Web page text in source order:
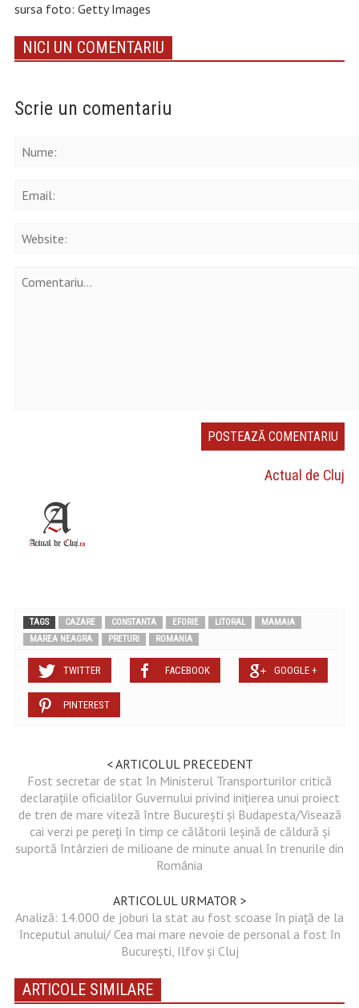
sursa foto: Getty Images
NICI UN COMENTARIU
Scrie un comentariu
Actual de Cluj
TAGS CAZARE CONSTANTA EFORIE LITORAL
MAMAIA
MAREA NEAGRA
PRETURI ROMANIA
TWITTER FACEBOOK GOOGLE +
PINTEREST
< ARTICOLUL PRECEDENT
Fost secretar de stat în Ministerul Transporturilor critică
declarațiile oficialilor Guvernului privind inițierea unui proiect
de tren de mare viteză între București și Budapesta/Visează
cai verzi pe pereți în timp ce călătorii leșină de căldură și
suportă întârzieri de milioane de minute anual în trenurile din
România
ARTICOLUL URMATOR >
Analiză: 14.000 de joburi la stat au fost scoase în piață de la
începutul anului/ Cea mai mare nevoie de personal a fost în
București, Ilfov și Cluj
ARTICOLE SIMILARE